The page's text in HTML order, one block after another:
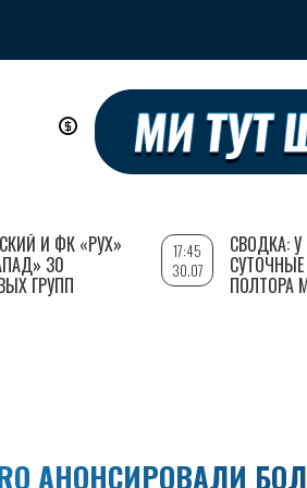
АНОНСИРОВАЛИ
И ФК «РУХ»
30
ГРУПП
17:45
30.07
СВОДКА:
ПОЛТОРА